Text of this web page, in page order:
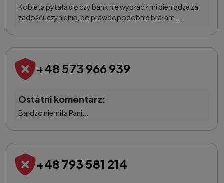
Kobieta pytała się czy bank nie wypłacił mi pieniądze za
zadośćuczynienie, bo prawdopodobnie brałam ...
+48 573 966 939
Ostatni komentarz:
Bardzo niemiła Pani...
+48 793 581 214